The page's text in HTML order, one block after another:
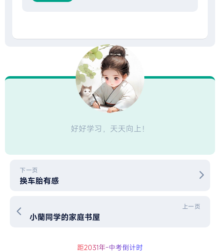
好好学习，天天向上！
下一页
换车胎有感
上一页
小蘭同学的家庭书屋
距2031年-中考倒计时